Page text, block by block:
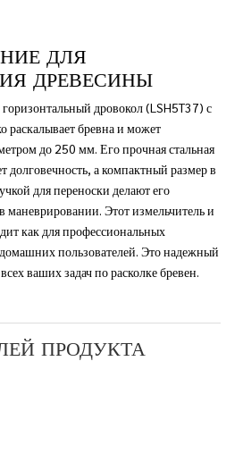
ДЛЯ
ДРЕВЕСИНЫ
дровокол (LSH5T37) с
раскалывает бревна и может
до 250 мм. Его прочная стальная
долговечность, а компактный размер в
для переноски делают его
Этот измельчитель и
как для профессиональных
пользователей. Это надежный
ваших задач по расколке бревен.
ПРОДУКТА